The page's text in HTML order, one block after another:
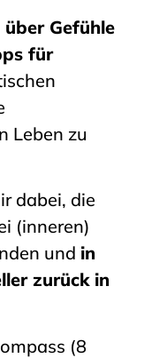
Gefühle
für
Leben zu
dabei, die
(inneren)
und in
zurück in
(8